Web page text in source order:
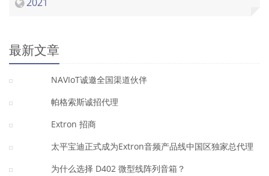
最新文章
NAVIoT诚邀全国渠道伙伴
帕格索斯诚招代理
Extron 招商
太平宝迪正式成为Extron音频产品线中国区独家总代理
为什么选择 D402 微型线阵列音箱？